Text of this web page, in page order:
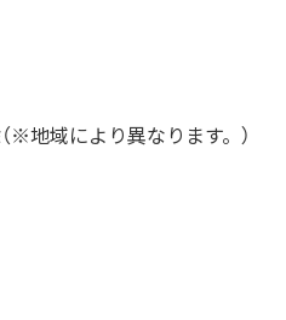
※地域により異なります。）